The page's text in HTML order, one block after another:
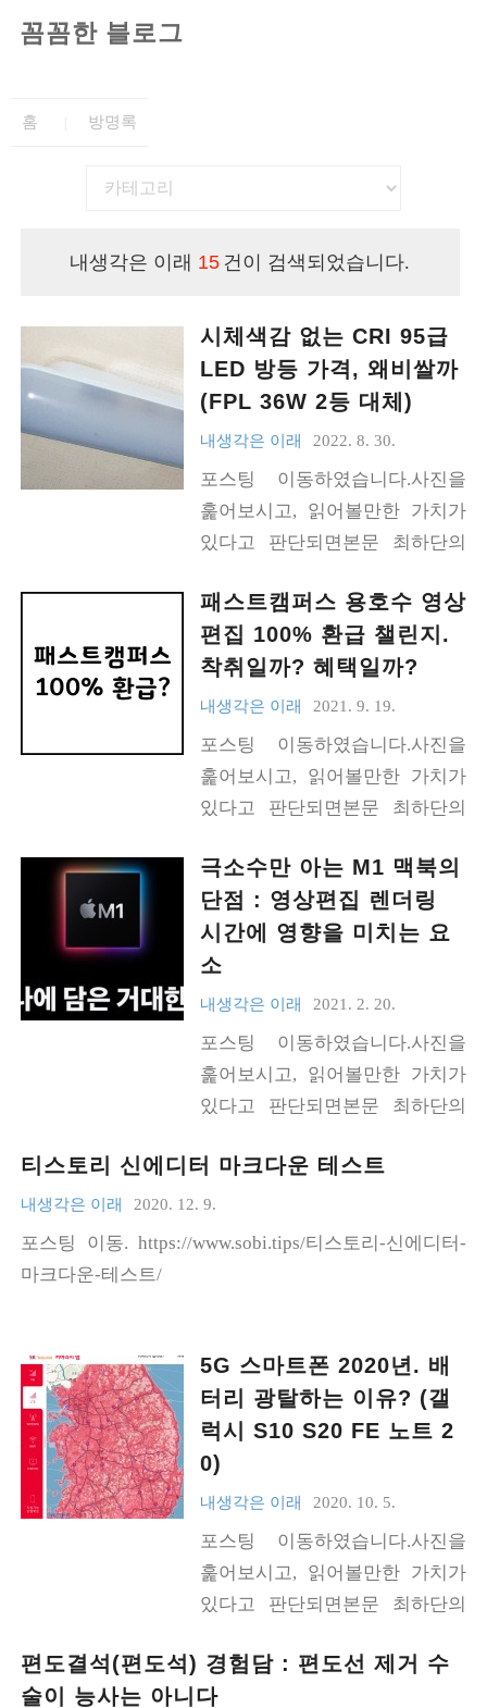
꼼꼼한 블로그
홈 방명록
내생각은 이래 15 건이 검색되었습니다.
시체색감 없는 CRI 95급
LED 방등 가격, 왜비쌀까
(FPL 36W 2등 대체)
내생각은 이래 2022. 8. 30.
포스팅 이동하였습니다.사진을
훑어보시고, 읽어볼만한 가치가
있다고 판단되면본문 최하단의
감사합니다. ▼ 여기를 통해 구매
하시면 저에게 작은 금액이 적립
됩니다.모두들 아시는 쿠땡 이구
요, 구입 가격은 차이가 없으니 안
심하세요..▲ 가격은 27000원! 괜
찮지 않습니까? https://www.sobi.
tips/시체색감-없는-cri95led-fpl3
패스트캠퍼스 용호수 영상
편집 100% 환급 챌린지.
착취일까? 혜택일까?
내생각은 이래 2021. 9. 19.
포스팅 이동하였습니다.사진을
훑어보시고, 읽어볼만한 가치가
있다고 판단되면본문 최하단의
감사합니다. https://www.sobi.tip
s/패스트캠퍼스-영상편집-환급-
챌린지-가치/
극소수만 아는 M1 맥북의
단점 : 영상편집 렌더링
시간에 영향을 미치는 요
소
내생각은 이래 2021. 2. 20.
포스팅 이동하였습니다.사진을
훑어보시고, 읽어볼만한 가치가
있다고 판단되면본문 최하단의
감사합니다. https://www.sobi.tip
s/m1-맥북-단점/
티스토리 신에디터 마크다운 테스트
내생각은 이래 2020. 12. 9.
포스팅 이동. https://www.sobi.tips/티스토리-신에디터-
마크다운-테스트/
5G 스마트폰 2020년. 배
터리 광탈하는 이유? (갤
럭시 S10 S20 FE 노트 2
0)
내생각은 이래 2020. 10. 5.
포스팅 이동하였습니다.사진을
훑어보시고, 읽어볼만한 가치가
있다고 판단되면본문 최하단의
감사합니다. https://www.sobi.tip
s/5g-스마트폰-배터리-광탈-이
편도결석(편도석) 경험담 : 편도선 제거 수
술이 능사는 아니다